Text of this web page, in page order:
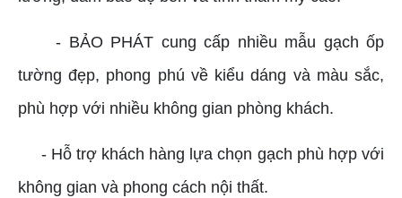
- BẢO PHÁT cung cấp nhiều mẫu gạch ốp
tường đẹp, phong phú về kiểu dáng và màu sắc,
phù hợp với nhiều không gian phòng khách.
- Hỗ trợ khách hàng lựa chọn gạch phù hợp với
không gian và phong cách nội thất.